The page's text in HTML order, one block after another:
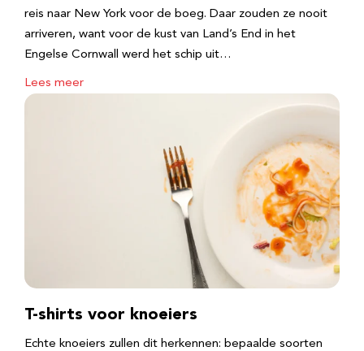
reis naar New York voor de boeg. Daar zouden ze nooit
arriveren, want voor de kust van Land’s End in het
Engelse Cornwall werd het schip uit…
Lees meer
T-shirts voor knoeiers
Echte knoeiers zullen dit herkennen: bepaalde soorten